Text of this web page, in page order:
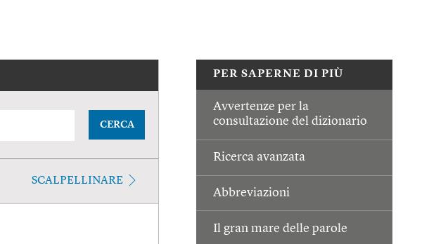
PER SAPERNE DI PIÙ
Avvertenze per la
consultazione del dizionario
Ricerca avanzata
Abbreviazioni
Il gran mare delle parole
CERCA
SCALPELLINARE